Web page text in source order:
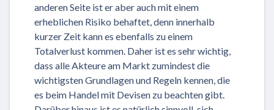
anderen Seite ist er aber auch mit einem
erheblichen Risiko behaftet, denn innerhalb
kurzer Zeit kann es ebenfalls zu einem
Totalverlust kommen. Daher ist es sehr wichtig,
dass alle Akteure am Markt zumindest die
wichtigsten Grundlagen und Regeln kennen, die
es beim Handel mit Devisen zu beachten gibt.